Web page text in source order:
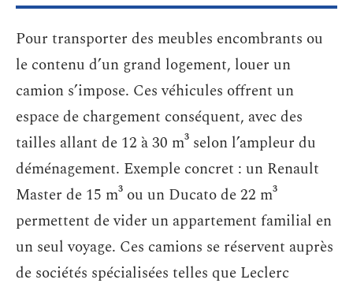
Pour transporter des meubles encombrants ou
le contenu d’un grand logement, louer un
camion s’impose. Ces véhicules offrent un
espace de chargement conséquent, avec des
tailles allant de 12 à 30 m³ selon l’ampleur du
déménagement. Exemple concret : un Renault
Master de 15 m³ ou un Ducato de 22 m³
permettent de vider un appartement familial en
un seul voyage. Ces camions se réservent auprès
de sociétés spécialisées telles que Leclerc